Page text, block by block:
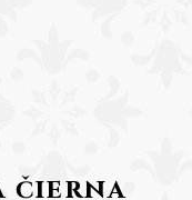
čierna